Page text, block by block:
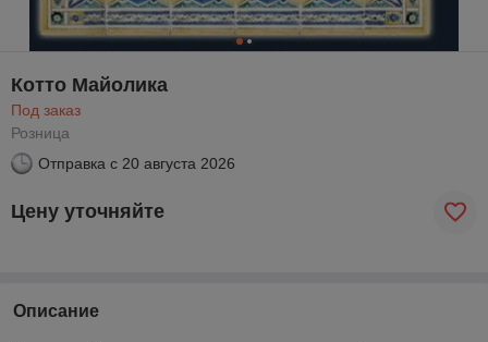
Котто Майолика
Под заказ
Розница
Отправка с 20 августа 2026
Цену уточняйте
Описание